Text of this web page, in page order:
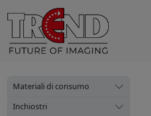
Materiali di consumo
Inchiostri